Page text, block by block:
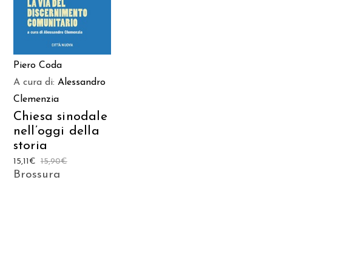
Piero Coda
A cura di: Alessandro
Clemenzia
Chiesa sinodale
nell’oggi della
storia
15,90€
15,11 €
Brossura